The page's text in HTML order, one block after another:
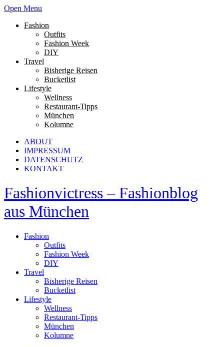
Open Menu
Fashion
Outfits
Fashion Week
DIY
Travel
Bisherige Reisen
Bucketlist
Lifestyle
Wellness
Restaurant-Tipps
München
Kolumne
ABOUT
IMPRESSUM
DATENSCHUTZ
KONTAKT
Fashionvictress – Fashionblog
aus München
Fashion
Outfits
Fashion Week
DIY
Travel
Bisherige Reisen
Bucketlist
Lifestyle
Wellness
Restaurant-Tipps
München
Kolumne